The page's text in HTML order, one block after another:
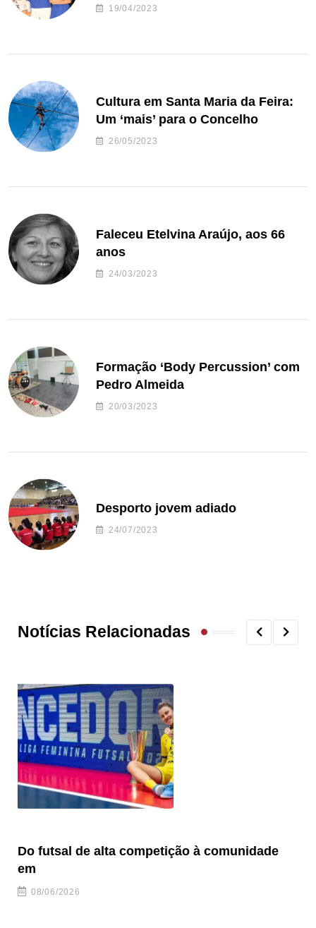
de andebol do Feirense
19/04/2023
Cultura em Santa Maria da Feira:
Um ‘mais’ para o Concelho
26/05/2023
Faleceu Etelvina Araújo, aos 66
anos
24/03/2023
Formação ‘Body Percussion’ com
Pedro Almeida
20/03/2023
Desporto jovem adiado
24/07/2023
Notícias Relacionadas
Do futsal de alta competição à comunidade
em
08/06/2026